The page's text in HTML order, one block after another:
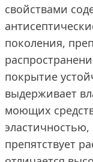
свойствами
поколения,
покрытие
выдерживает
моющих
эластичностью,
препятствует